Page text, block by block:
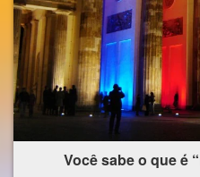
Você sabe o que é